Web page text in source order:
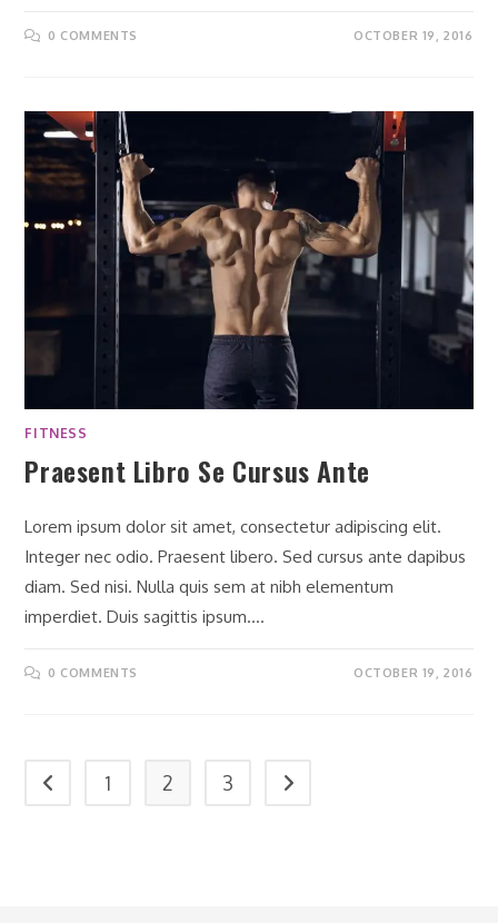
0 COMMENTS OCTOBER 19, 2016
FITNESS
Praesent Libro Se Cursus Ante
Lorem ipsum dolor sit amet, consectetur adipiscing elit.
Integer nec odio. Praesent libero. Sed cursus ante dapibus
diam. Sed nisi. Nulla quis sem at nibh elementum
imperdiet. Duis sagittis ipsum.…
0 COMMENTS OCTOBER 19, 2016
Go to the previous page
1 2 3 Go to the next page